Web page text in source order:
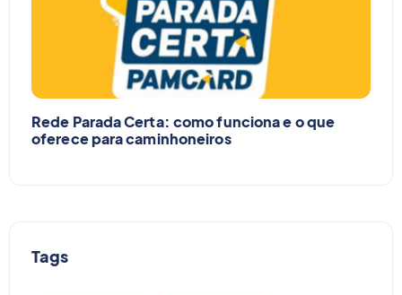
Rede Parada Certa: como funciona e o que
oferece para caminhoneiros
Tags